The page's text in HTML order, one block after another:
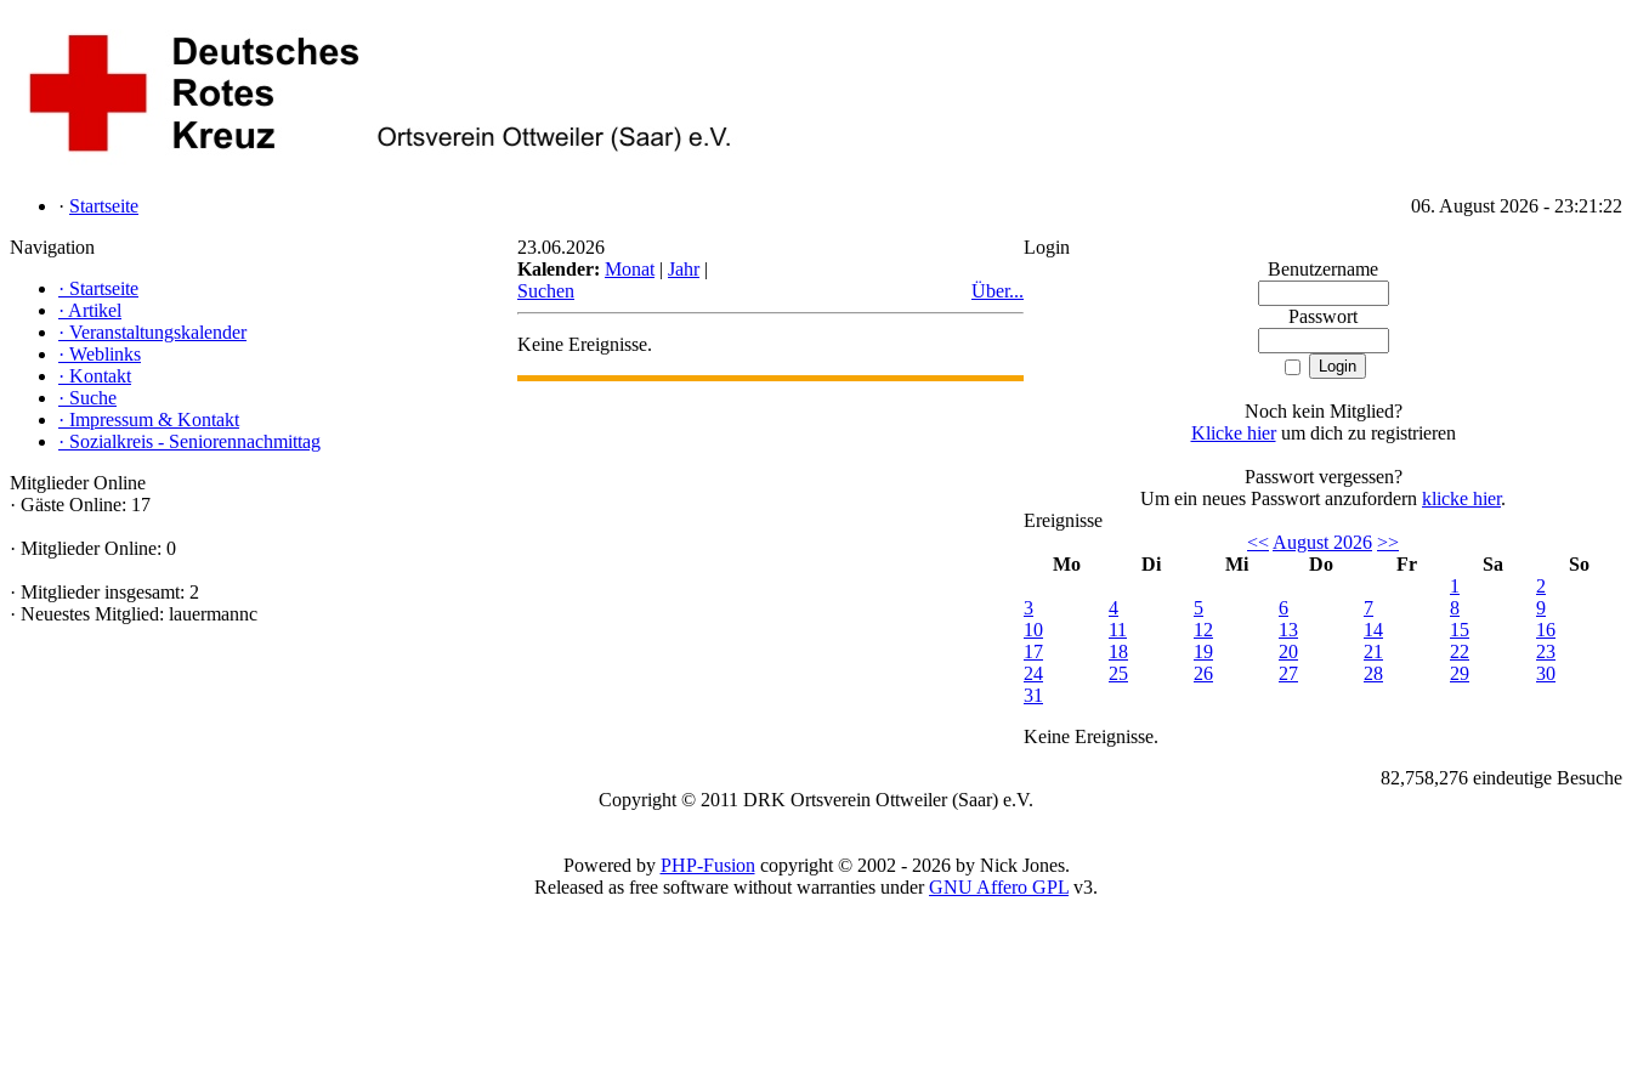
· Startseite
06. August 2026 - 23:21:22
Navigation
· Startseite
· Artikel
· Veranstaltungskalender
· Weblinks
· Kontakt
· Suche
· Impressum & Kontakt
· Sozialkreis - Seniorennachmittag
Mitglieder Online
· Gäste Online: 17
· Mitglieder Online: 0
· Mitglieder insgesamt: 2
· Neuestes Mitglied: lauermannc
23.06.2026
Kalender: Monat | Jahr|
Suchen
Über...
Keine Ereignisse.
Login
Benutzername
Passwort
Noch kein Mitglied?
Klicke hierum dich zu registrieren
Passwort vergessen?
Um ein neues Passwort anzufordern klicke hier.
Ereignisse
<< August 2026 >>
Mo
Di Mi Do Fr Sa
So
1
2
3
4 5 6 7 8
9
10
11 12 13 14 15
16
17
18 19 20 21 22
23
24
25 26 27 28 29
30
31
Keine Ereignisse.
82,758,276 eindeutige Besuche
Copyright © 2011 DRK Ortsverein Ottweiler (Saar) e.V.
Powered by PHP-Fusion copyright © 2002 - 2026 by Nick Jones.
Released as free software without warranties underGNU Affero GPL v3.